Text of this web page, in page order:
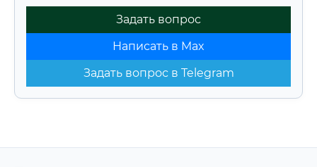
Задать вопрос
Написать в Max
Задать вопрос в Telegram